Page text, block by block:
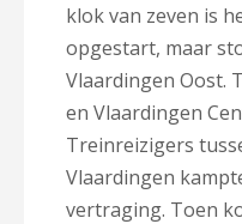
klok van zeven is
opgestart, maar
Vlaardingen Oost.
en Vlaardingen
Treinreizigers
Vlaardingen
vertraging. Toen